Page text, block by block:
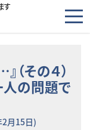
す
（その４）
の問題で
月15日)